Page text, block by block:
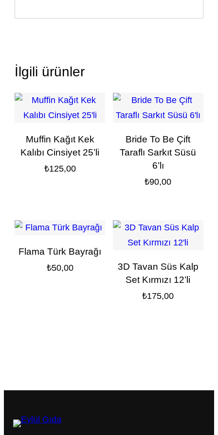
İlgili ürünler
Muffin Kağıt Kek
Kalıbı Cinsiyet 25’li
₺125,00
Bride To Be Çift
Taraflı Sarkıt Süsü
6’lı
₺90,00
Flama Türk Bayrağı
₺50,00
3D Tavan Süs Kalp
Set Kırmızı 12’li
₺175,00